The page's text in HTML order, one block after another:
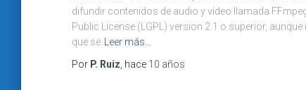
difundir contenidos de audio y vídeo llamada
Public License (LGPL) version 2.1 o superior,
que se
Leer más…
Por P. Ruiz , hace 10 años